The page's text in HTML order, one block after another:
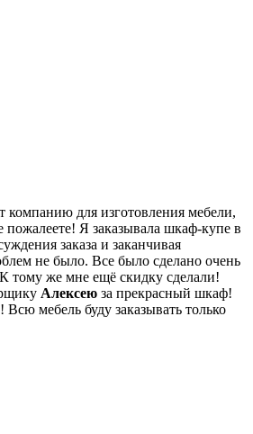
компанию для изготовления мебели,
Я заказывала шкаф-купе в
заказа и заканчивая
не было. Все было сделано очень
тому же мне ещё скидку сделали!
Алексею за прекрасный шкаф!
Всю мебель буду заказывать только